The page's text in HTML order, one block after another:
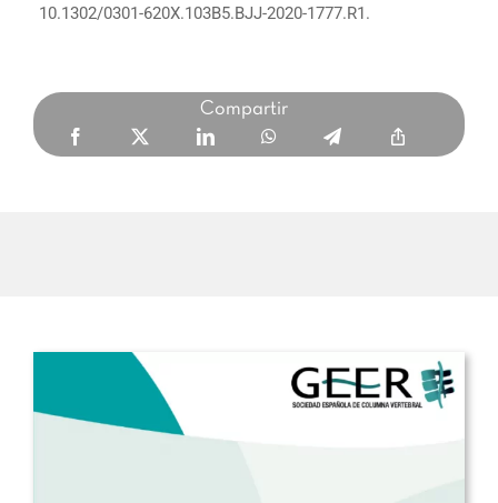
10.1302/0301-620X.103B5.BJJ-2020-1777.R1.
Compartir